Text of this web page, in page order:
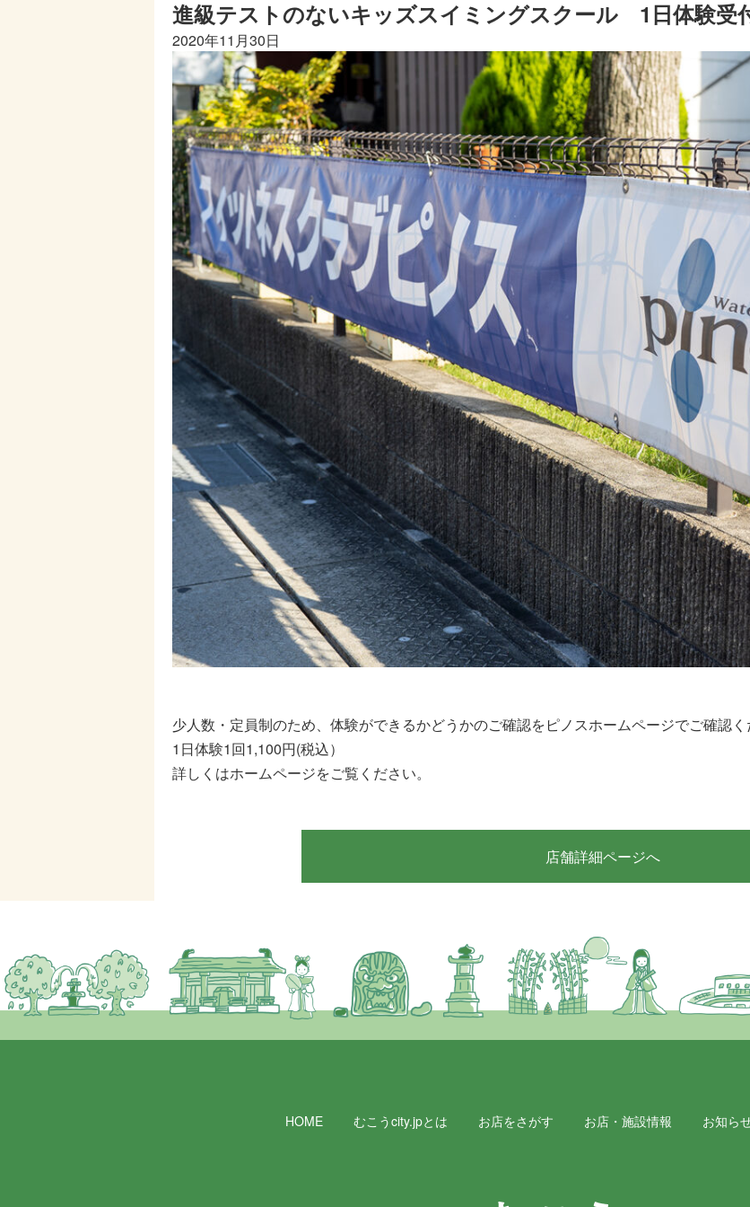
進級テストのないキッズスイミングスクール 1日体験受
2020年11月30日
少人数・定員制のため、体験ができるかどうかのご確認をピノスホームページでご確認く
1日体験1回1,100円(税込）
詳しくはホームページをご覧ください。
店舗詳細ページへ
HOME むこうcity.jpとは お店をさがす お店・施設情報 お知ら